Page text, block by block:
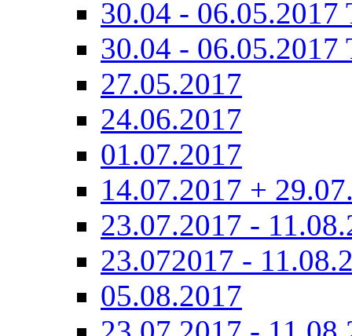
30.04 - 06.05.2017
30.04 - 06.05.2017
27.05.2017
24.06.2017
01.07.2017
14.07.2017 +
23.07.2017 -
23.072017 -
05.08.2017